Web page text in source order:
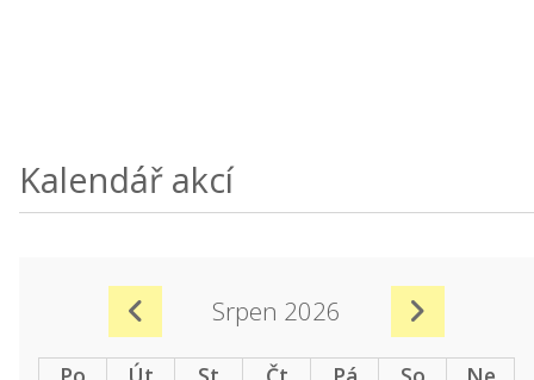
Kalendář akcí
Srpen 2026